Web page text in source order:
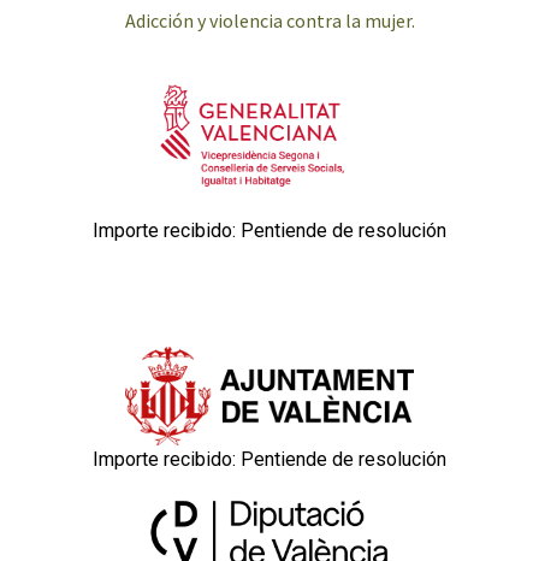
Adicción y violencia contra la mujer.
Importe recibido: Pentiende de resolución
Importe recibido: Pentiende de resolución